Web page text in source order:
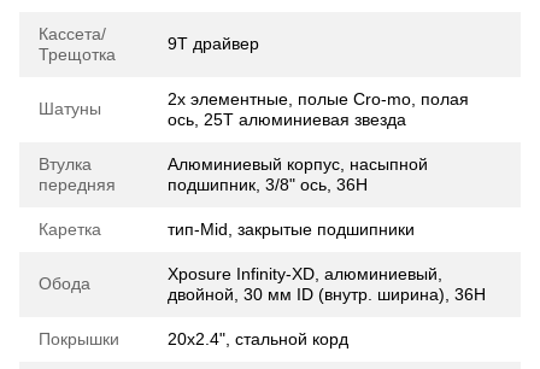
Кассета/
Трещотка
9Т драйвер
Шатуны
2х элементные, полые Cro-mo, полая
ось, 25T алюминиевая звезда
Втулка
передняя
Алюминиевый корпус, насыпной
подшипник, 3/8" ось, 36H
Каретка тип-Mid, закрытые подшипники
Обода
Xposure Infinity-XD, алюминиевый,
двойной, 30 мм ID (внутр. ширина), 36H
Покрышки 20х2.4", стальной корд